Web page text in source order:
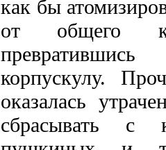
как бы
от общего
корпускулу.
оказалась
сбрасывать с